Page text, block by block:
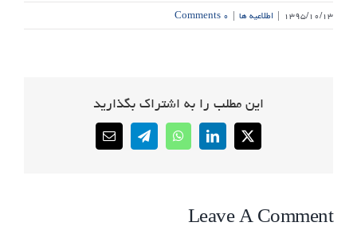
۱۳۹۵/۱۰/۱۳ | اطلاعیه ها | ۰ Comments
این مطلب را به اشتراک بگذارید
X
LinkedIn
WhatsApp
Telegram
Email
Leave A Comment